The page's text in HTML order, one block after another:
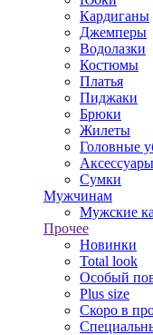
Кардиганы
Джемперы
Водолазки
Костюмы
Платья
Пиджаки
Брюки
Жилеты
Головные
Аксессуары
Сумки
Мужчинам
Мужские
Прочее
Новинки
Total look
Особый
Plus size
Скоро в